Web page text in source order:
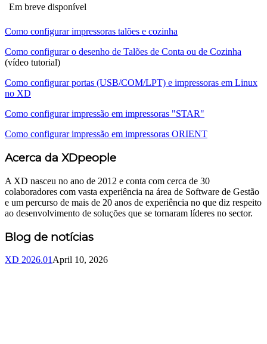
Em breve disponível
Como configurar impressoras talões e cozinha
Como configurar o desenho de Talões de Conta ou de Cozinha
(vídeo tutorial)
Como configurar portas (USB/COM/LPT) e impressoras em Linux
no XD
Como configurar impressão em impressoras "STAR"
Como configurar impressão em impressoras ORIENT
Acerca da XDpeople
A XD nasceu no ano de 2012 e conta com cerca de 30
colaboradores com vasta experiência na área de Software de Gestão
e um percurso de mais de 20 anos de experiência no que diz respeito
ao desenvolvimento de soluções que se tornaram líderes no sector.
Blog de notícias
XD 2026.01 April 10, 2026